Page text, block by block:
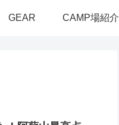
GEAR CAMP場紹介